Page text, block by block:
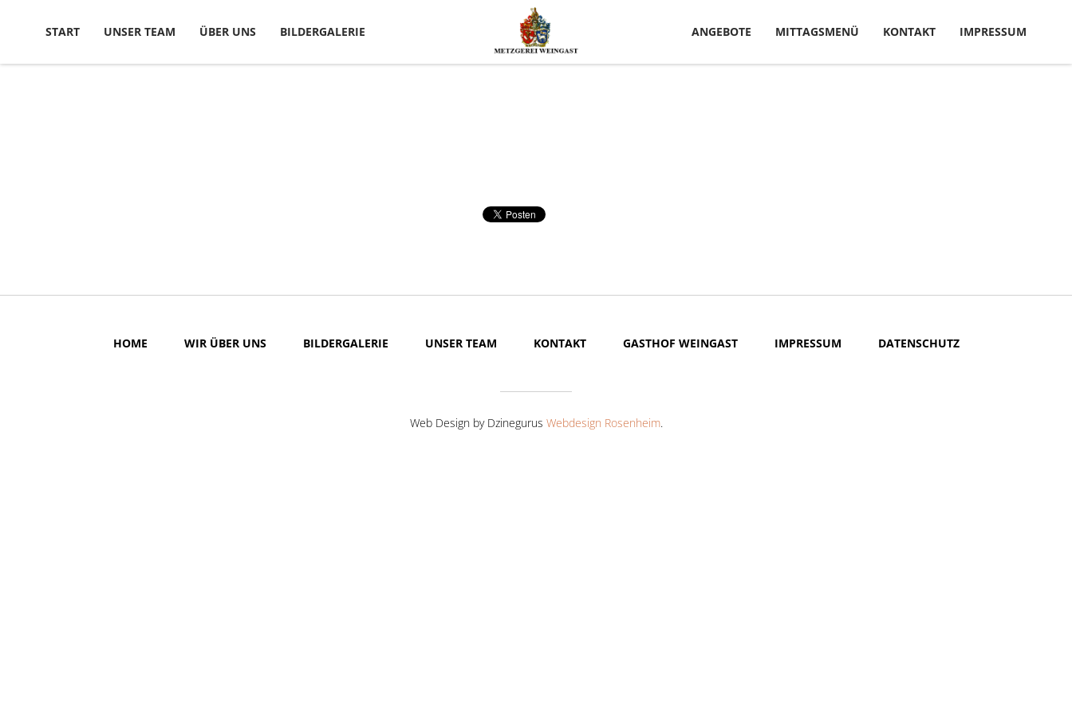
START UNSER TEAM ÜBER UNS BILDERGALERIE ANGEBOTE MITTAGSMENÜ KONTAKT IMPRESSUM
HOME WIR ÜBER UNS BILDERGALERIE UNSER TEAM KONTAKT GASTHOF WEINGAST IMPRESSUM DATENSCHUTZ
Web Design by Dzinegurus Webdesign Rosenheim.